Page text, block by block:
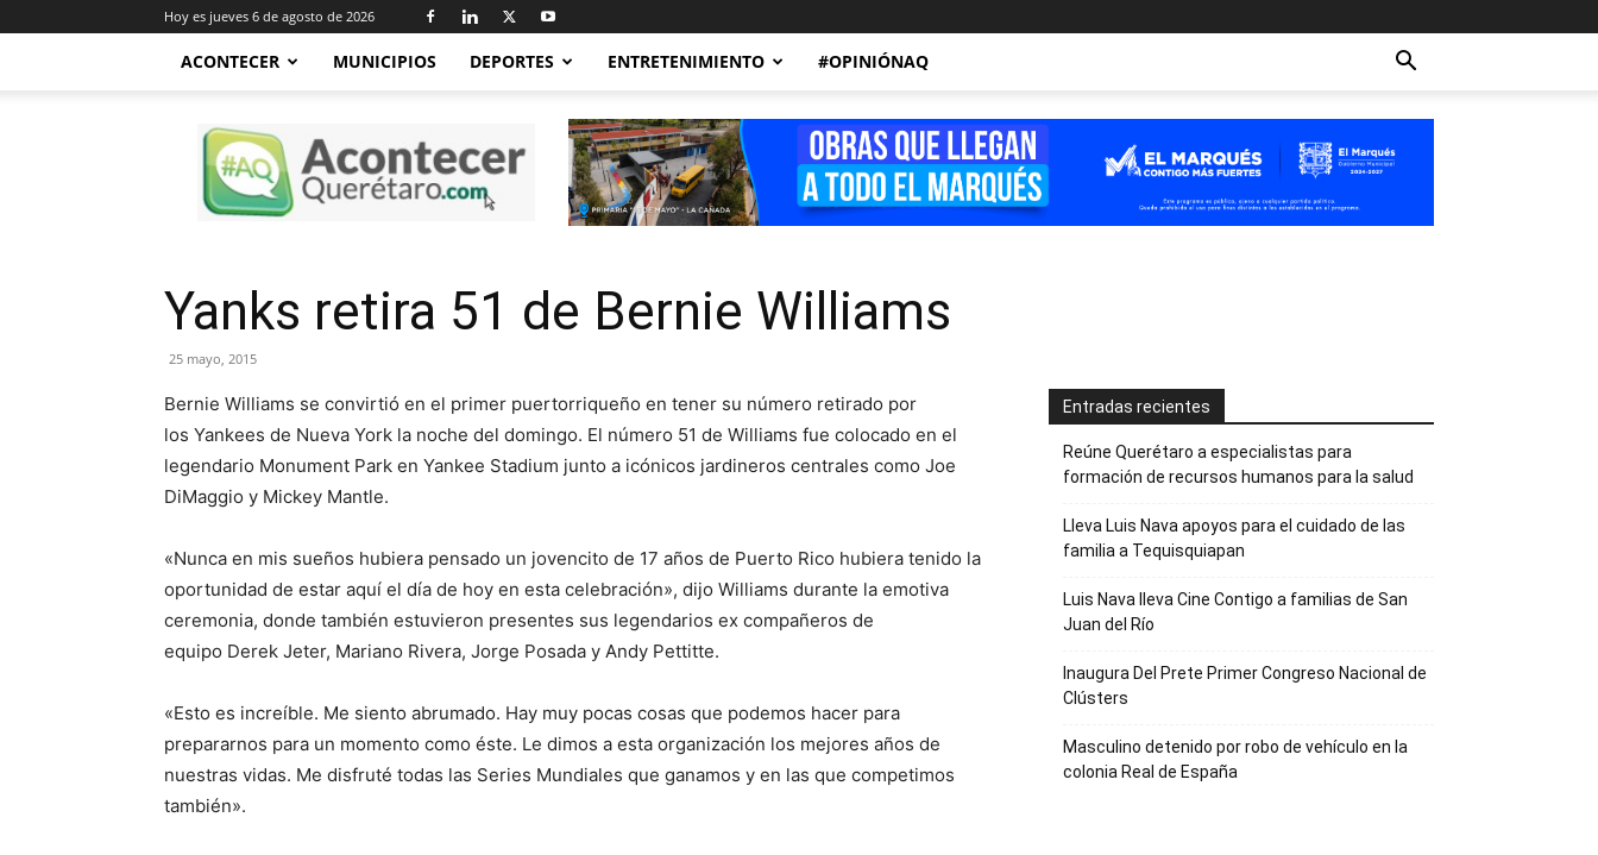
Hoy es jueves 6 de agosto de 2026
ACONTECER MUNICIPIOS DEPORTES ENTRETENIMIENTO #OPINIÓNAQ
Acontecer
Querétaro
Yanks retira 51 de Bernie Williams
25 mayo, 2015
Bernie Williams se convirtió en el primer puertorriqueño en tener su número retirado por
los Yankees de Nueva York la noche del domingo. El número 51 de Williams fue colocado en el
legendario Monument Park en Yankee Stadium junto a icónicos jardineros centrales como Joe
DiMaggio y Mickey Mantle.
«Nunca en mis sueños hubiera pensado un jovencito de 17 años de Puerto Rico hubiera tenido la
oportunidad de estar aquí el día de hoy en esta celebración», dijo Williams durante la emotiva
ceremonia, donde también estuvieron presentes sus legendarios ex compañeros de
equipo Derek Jeter, Mariano Rivera, Jorge Posada y Andy Pettitte.
«Esto es increíble. Me siento abrumado. Hay muy pocas cosas que podemos hacer para
prepararnos para un momento como éste. Le dimos a esta organización los mejores años de
nuestras vidas. Me disfruté todas las Series Mundiales que ganamos y en las que competimos
también».
Entradas recientes
Reúne Querétaro a especialistas para
formación de recursos humanos para la salud
Lleva Luis Nava apoyos para el cuidado de las
familia a Tequisquiapan
Luis Nava lleva Cine Contigo a familias de San
Juan del Río
Inaugura Del Prete Primer Congreso Nacional de
Clústers
Masculino detenido por robo de vehículo en la
colonia Real de España